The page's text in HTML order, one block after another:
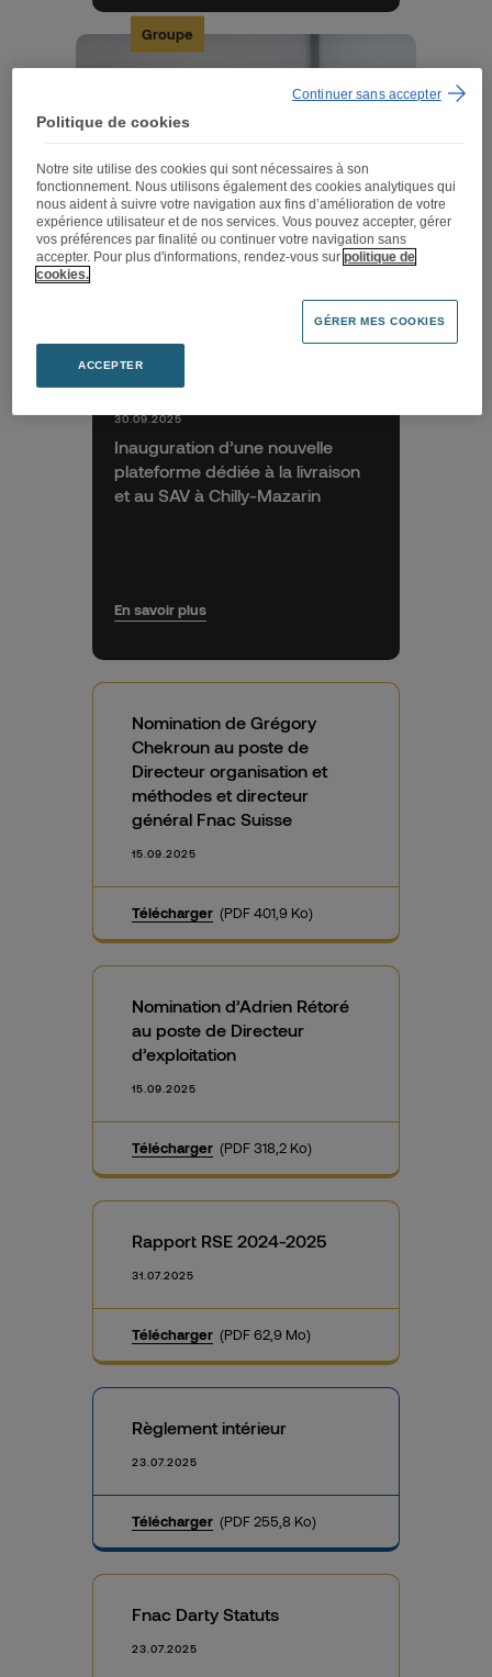
Inauguration d’une nouvelle
plateforme dédiée à la livraison
et au SAV à Chilly-Mazarin
Groupe
30.09.2025
En savoir plus
Nomination de Grégory
Chekroun au poste de
Directeur organisation et
méthodes et directeur
général Fnac Suisse
15.09.2025
Télécharger (PDF 401,9 Ko)
Nomination d’Adrien Rétoré
au poste de Directeur
d’exploitation
15.09.2025
Télécharger (PDF 318,2 Ko)
Rapport RSE 2024-2025
31.07.2025
Télécharger (PDF 62,9 Mo)
Règlement intérieur
23.07.2025
Télécharger (PDF 255,8 Ko)
Fnac Darty Statuts
23.07.2025
Politique de cookies
Notre site utilise des cookies qui sont nécessaires à son
fonctionnement. Nous utilisons également des cookies analytiques qui
nous aident à suivre votre navigation aux fins d’amélioration de votre
expérience utilisateur et de nos services. Vous pouvez accepter, gérer
vos préférences par finalité ou continuer votre navigation sans
accepter. Pour plus d'informations, rendez-vous surpolitique de
cookies.
GÉRER MES COOKIES
ACCEPTER
Continuer sans accepter